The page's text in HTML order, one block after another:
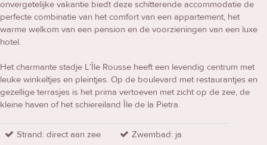
onvergetelijke vakantie biedt deze schitterende accommodatie de
perfecte combinatie van het comfort van een appartement, het
warme welkom van een pension en de voorzieningen van een luxe
hotel.
Het charmante stadje L’Île Rousse heeft een levendig centrum met
leuke winkeltjes en pleintjes. Op de boulevard met restaurantjes en
gezellige terrasjes is het prima vertoeven met zicht op de zee, de
kleine haven of het schiereiland Île de la Pietra.
Strand: direct aan zee
Zwembad: ja